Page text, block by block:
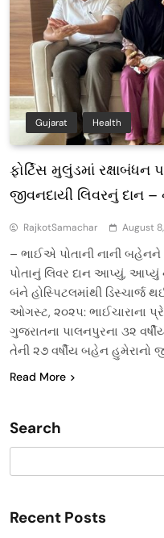
Gujarat Health
ફોર્ટિસ મુલુંડમાં
જીવનદાયી લિવરનું દાન –
RajkotSamachar August
– ભાઈએ પોતાની નાની બહેનને
પોતાનું લિવર દાન આપ્યું, આપ્યું
બંને હોસ્પિટલમાંથી ડિસ્ચાર્જ
ઓગસ્ટ, ૨૦૨૫: ભાઈચારાના
ગુજરાતના પાલનપુરના ૩૨
તેની ૨૭ વર્ષીય બહેન હુમેરાનો
Read More
Search
Recent Posts